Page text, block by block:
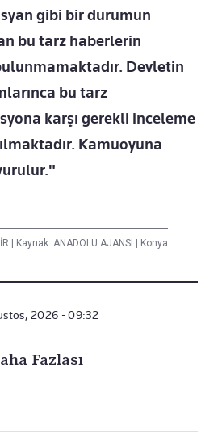
gibi bir durumun
bu tarz haberlerin
Devletin
bu tarz
karşı gerekli inceleme
Kamuoyuna
Kaynak: ANADOLU AJANSI Konya
2026 - 09:32
Fazlası